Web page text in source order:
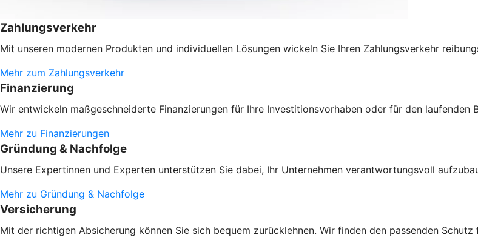
Zahlungsverkehr
Mit unseren modernen Produkten und individuellen Lösungen wickeln Sie Ihren Zahlungsverkehr
Mehr zum Zahlungsverkehr
Finanzierung
Wir entwickeln maßgeschneiderte Finanzierungen für Ihre Investitionsvorhaben oder für den laufenden
Mehr zu Finanzierungen
Gründung & Nachfolge
Unsere Expertinnen und Experten unterstützen Sie dabei, Ihr Unternehmen verantwortungsvoll
Mehr zu Gründung & Nachfolge
Versicherung
Mit der richtigen Absicherung können Sie sich bequem zurücklehnen. Wir finden den passenden Schutz